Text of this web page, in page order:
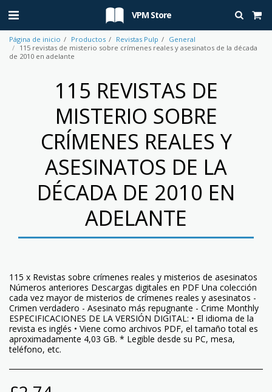
VPM Store
Página de inicio Productos Revistas Pulp
General
115 revistas de misterio sobre crímenes reales y asesinatos de la década
de 2010 en adelante
115 REVISTAS DE
MISTERIO SOBRE
CRÍMENES REALES Y
ASESINATOS DE LA
DÉCADA DE 2010 EN
ADELANTE
115 x Revistas sobre crímenes reales y misterios de asesinatos
Números anteriores Descargas digitales en PDF Una colección
cada vez mayor de misterios de crímenes reales y asesinatos -
Crimen verdadero - Asesinato más repugnante - Crime Monthly
ESPECIFICACIONES DE LA VERSIÓN DIGITAL: • El idioma de la
revista es inglés • Viene como archivos PDF, el tamaño total es
aproximadamente 4,03 GB. * Legible desde su PC, mesa,
teléfono, etc.